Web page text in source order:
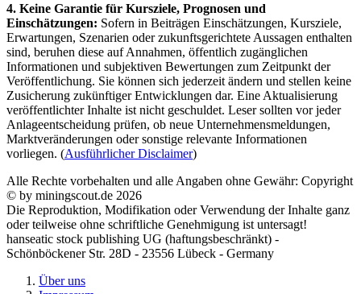
4. Keine Garantie für Kursziele, Prognosen und
Einschätzungen: Sofern in Beiträgen Einschätzungen, Kursziele,
Erwartungen, Szenarien oder zukunftsgerichtete Aussagen enthalten
sind, beruhen diese auf Annahmen, öffentlich zugänglichen
Informationen und subjektiven Bewertungen zum Zeitpunkt der
Veröffentlichung. Sie können sich jederzeit ändern und stellen keine
Zusicherung zukünftiger Entwicklungen dar. Eine Aktualisierung
veröffentlichter Inhalte ist nicht geschuldet. Leser sollten vor jeder
Anlageentscheidung prüfen, ob neue Unternehmensmeldungen,
Marktveränderungen oder sonstige relevante Informationen
vorliegen. (Ausführlicher Disclaimer)
Alle Rechte vorbehalten und alle Angaben ohne Gewähr: Copyright
© by miningscout.de 2026
Die Reproduktion, Modifikation oder Verwendung der Inhalte ganz
oder teilweise ohne schriftliche Genehmigung ist untersagt!
hanseatic stock publishing UG (haftungsbeschränkt) -
Schönböckener Str. 28D - 23556 Lübeck - Germany
Über uns